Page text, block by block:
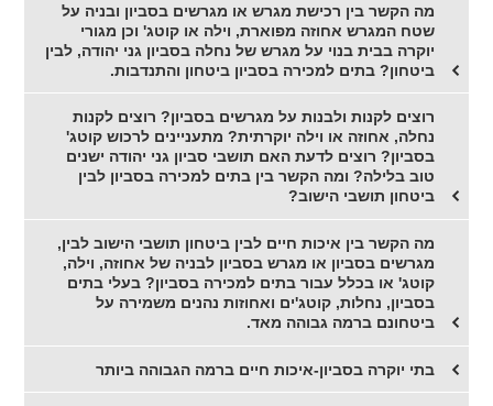
מה הקשר בין רכישת מגרש או מגרשים בסביון ובניה על
שטח המגרש אחוזה מפוארת, וילה או קוטג' וכן מגורי
יוקרה בבית בנוי על מגרש של נחלה בסביון גני יהודה, לבין
ביטחון? בתים למכירה בסביון ביטחון והתנדבות.
רוצים לקנות ולבנות על מגרשים בסביון? רוצים לקנות
נחלה, אחוזה או וילה יוקרתית? מתעניינים לרכוש קוטג'
בסביון? רוצים לדעת האם תושבי סביון גני יהודה ישנים
טוב בלילה? ומה הקשר בין בתים למכירה בסביון לבין
ביטחון תושבי הישוב?
מה הקשר בין איכות חיים לבין ביטחון תושבי הישוב לבין,
מגרשים בסביון או מגרש בסביון לבניה של אחוזה, וילה,
קוטג' או בכלל עבור בתים למכירה בסביון? בעלי בתים
בסביון, נחלות, קוטג'ים ואחוזות נהנים משמירה על
ביטחונם ברמה גבוהה מאד.
בתי יוקרה בסביון-איכות חיים ברמה הגבוהה ביותר